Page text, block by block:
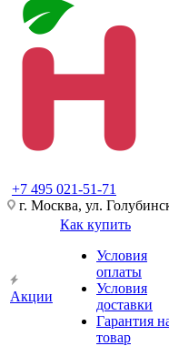
+7 495 021-51-71
г. Москва, ул.
Акции
Как купить
Условия
оплаты
Условия
доставки
Гарантия
товар